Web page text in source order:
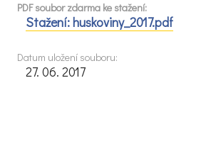
PDF soubor zdarma ke stažení:
Stažení: huskoviny_2017.pdf
Datum uložení souboru:
27. 06. 2017